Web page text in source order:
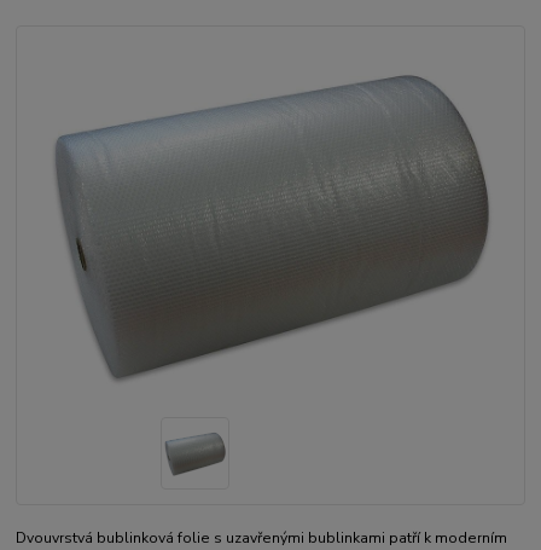
Dvouvrstvá bublinková folie s uzavřenými bublinkami patří k moderním